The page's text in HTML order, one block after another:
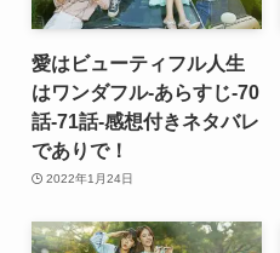
愛はビューティフル人生
はワンダフル-あらすじ-70
話-71話-感想付きネタバレ
でありで！
2022年1月24日